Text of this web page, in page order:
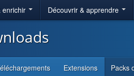
enrichir Découvrir & apprendre
Extensions Packs